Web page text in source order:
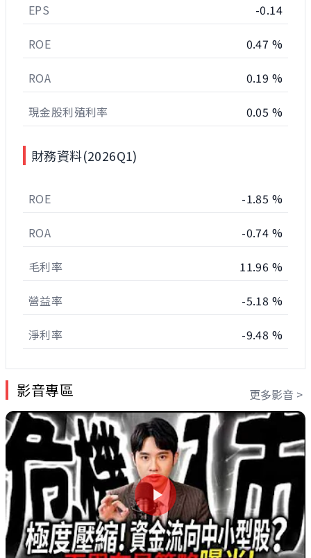
EPS -0.14
ROE 0.47 %
ROA 0.19 %
現金股利殖利率 0.05 %
財務資料(2026Q1)
ROE -1.85 %
ROA -0.74 %
毛利率 11.96 %
營益率 -5.18 %
淨利率 -9.48 %
影音專區 更多影音 >